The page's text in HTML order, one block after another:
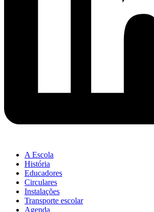
A Escola
História
Educadores
Circulares
Instalações
Transporte escolar
Agenda